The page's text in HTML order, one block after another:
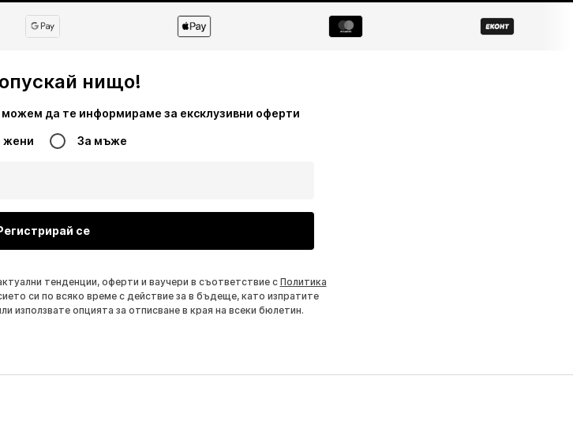
нищо!
да те информираме за ексклузивни оферти
жени За мъже
се
тенденции, оферти и ваучери в съответствие с Политика
си по всяко време с действие за в бъдеще, като изпратите
използвате опцията за отписване в края на всеки бюлетин.